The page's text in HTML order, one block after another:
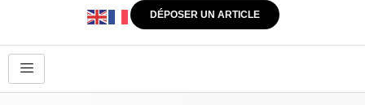
DÉPOSER UN ARTICLE